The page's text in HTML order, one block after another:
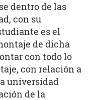
dentro de las
con su
es el
de dicha
con todo lo
con relación a
universidad
de la